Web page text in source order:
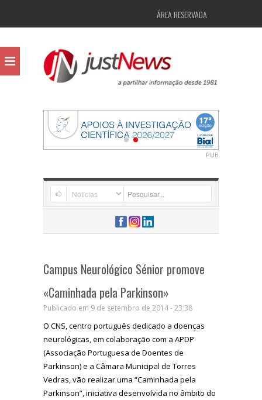
ÁREA RESERVADA
PUB
Campus Neurológico Sénior promove
«Caminhada pela Parkinson»
Publicado em 9 de setembro de 2014 - 23:38
O CNS, centro português dedicado a doenças
neurológicas, em colaboração com a APDP
(Associação Portuguesa de Doentes de
Parkinson) e a Câmara Municipal de Torres
Vedras, vão realizar uma “Caminhada pela
Parkinson”, iniciativa desenvolvida no âmbito do